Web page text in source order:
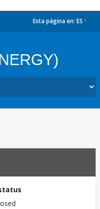
Esta página en: ES